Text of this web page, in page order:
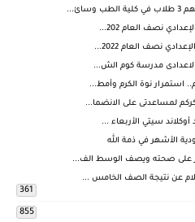
نصف العام 202...
نصف العام 2022...
الاعدادى مدرسة كوم الش...
استمرار نوة الكرم وأمط...
لمساعدتى على الانضما...
سيتي الأربعاء ...
الأشهر في ذمة الله
على صحته ويصف الوسط الف...
عن نتيجة الصف الخامس ...
361
855